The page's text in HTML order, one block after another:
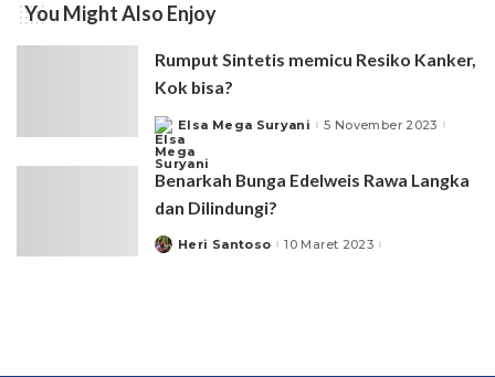
You Might Also Enjoy
Rumput Sintetis memicu Resiko Kanker,
Kok bisa?
Posted
by
Elsa Mega Suryani 5 November 2023
Benarkah Bunga Edelweis Rawa Langka
dan Dilindungi?
PostedHeri Santoso 10 Maret 2023